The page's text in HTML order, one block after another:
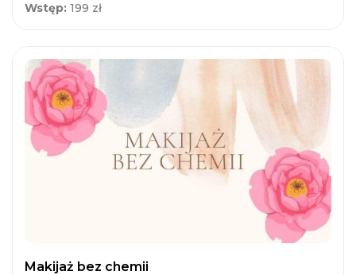
Wstęp: 199 zł
Makijaż bez chemii